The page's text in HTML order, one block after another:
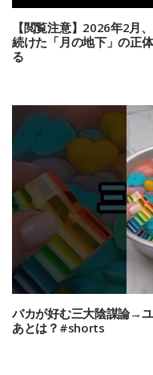
【閲覧注意】2026年2月
続けた「月の地下」の正
る
バカが好む三大陰謀論→ユ
あとは？#shorts